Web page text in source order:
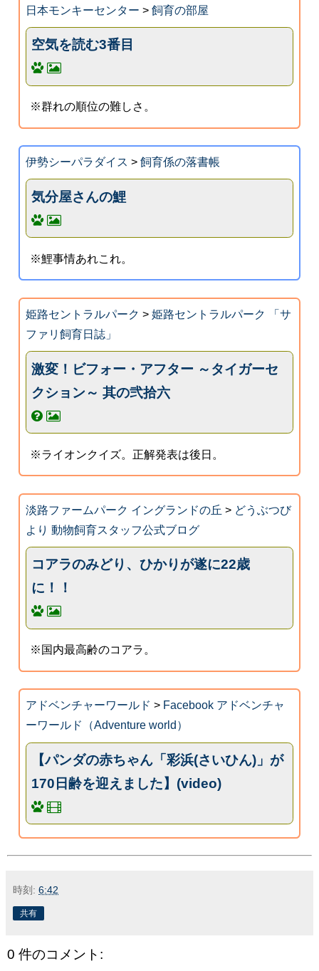
日本モンキーセンター > 飼育の部屋
空気を読む3番目
※群れの順位の難しさ。
伊勢シーパラダイス > 飼育係の落書帳
気分屋さんの鯉
※鯉事情あれこれ。
姫路セントラルパーク > 姫路セントラルパーク 「サ
ファリ飼育日誌」
激変！ビフォー・アフター ～タイガーセ
クション～ 其の弐拾六
※ライオンクイズ。正解発表は後日。
淡路ファームパーク イングランドの丘 > どうぶつび
より 動物飼育スタッフ公式ブログ
コアラのみどり、ひかりが遂に22歳
に！！
※国内最高齢のコアラ。
アドベンチャーワールド > Facebook アドベンチャ
ーワールド（Adventure world）
【パンダの赤ちゃん「彩浜(さいひん)」が
170日齢を迎えました】(video)
時刻: 6:42
共有
0 件のコメント: